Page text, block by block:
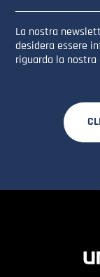
La nostra
desidera essere
riguarda la nostra